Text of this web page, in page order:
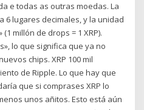
e todas as outras moedas. La
6 lugares decimales, y la unidad
millón de drops = 1 XRP).
lo que significa que ya no
chips. XRP 100 mil
de Ripple. Lo que hay que
que si comprases XRP lo
unos añitos. Esto está aún